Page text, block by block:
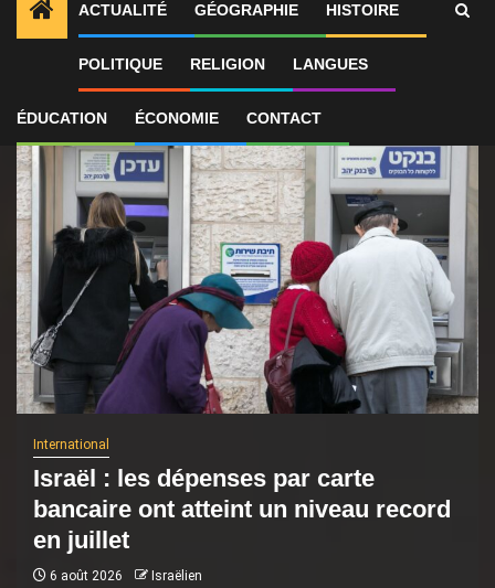
ACTUALITÉ GÉOGRAPHIE HISTOIRE
POLITIQUE RELIGION LANGUES
ÉDUCATION ÉCONOMIE CONTACT
ALERTES INFO 1 Israël : les dépenses par carte
International
Israël : les dépenses par carte
bancaire ont atteint un niveau record
en juillet
6 août 2026 Israëlien